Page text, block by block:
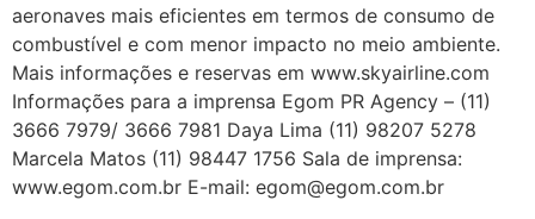
aeronaves mais eficientes em termos de consumo de
combustível e com menor impacto no meio ambiente.
Mais informações e reservas em www.skyairline.com
Informações para a imprensa Egom PR Agency – (11)
3666 7979/ 3666 7981 Daya Lima (11) 98207 5278
Marcela Matos (11) 98447 1756 Sala de imprensa:
www.egom.com.br E-mail: egom@egom.com.br